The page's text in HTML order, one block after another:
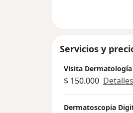
Servicios y
Visita Dermatología
$ 150.000 Detalles
Dermatoscopia